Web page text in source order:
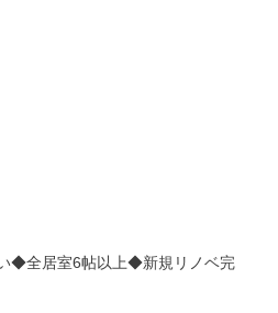
◆全居室6帖以上◆新規リノベ完